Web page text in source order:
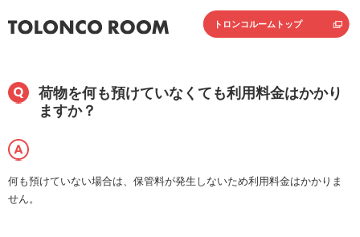
トロンコルームトップ
荷物を何も預けていなくても利用料金はかかり
ますか？
何も預けていない場合は、保管料が発生しないため利用料金はかかりま
せん。